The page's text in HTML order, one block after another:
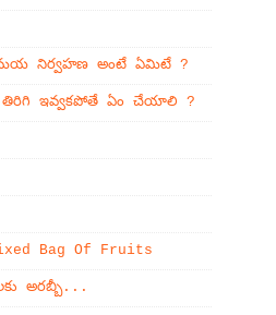
నిర్వహణ అంటే ఏమిటే ?
తిరిగి ఇవ్వకపోతే ఏం చేయాలి ?
Bag Of Fruits
అరబ్బీ...